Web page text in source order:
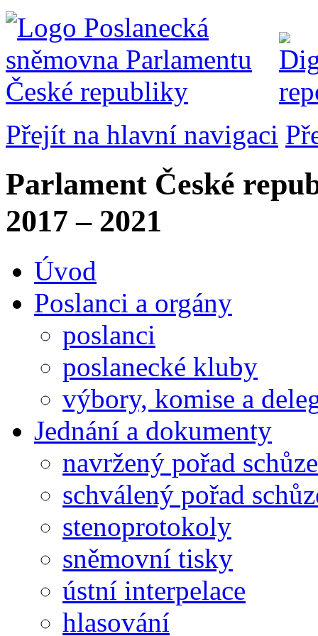
Přejít na hlavní navigaci
Parlament České
2017 – 2021
Úvod
Poslanci a orgány
poslanci
poslanecké kluby
výbory, komise a
Jednání a dokumenty
navržený pořad schůze
schválený pořad
stenoprotokoly
sněmovní tisky
ústní interpelace
hlasování